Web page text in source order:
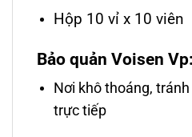
Hộp 10 vỉ x 10 viên
Bảo quản Voisen Vp:
Nơi khô thoáng,
trực tiếp